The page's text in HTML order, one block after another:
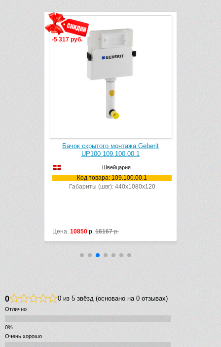
-5 317 руб.
Бачок скрытого монтажа Geberit
UP100 109.100.00.1
Швейцария
Код товара: 109.100.00.1
Габариты (швг): 440x1080x120
Цена: 10850 р. 16167р.
0 0 из 5 звёзд (основано на 0 отзывах)
Отлично
Очень хорошо